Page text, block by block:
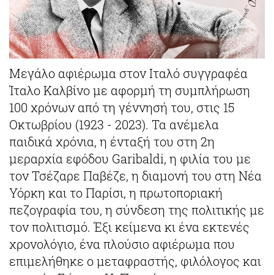
Μεγάλο αφιέρωμα στον Ιταλό συγγραφέα
Ίταλο Καλβίνο με αφορμή τη συμπλήρωση
100 χρόνων από τη γέννησή του, στις 15
Οκτωβρίου (1923 - 2023). Τα ανέμελα
παιδικά χρόνια, η ένταξή του στη 2η
μεραρχία εφόδου Garibaldi, η φιλία του με
τον Τσέζαρε Παβέζε, η διαμονή του στη Νέα
Υόρκη και το Παρίσι, η πρωτοποριακή
πεζογραφία του, η σύνδεση της πολιτικής με
τον πολιτισμό. Έξι κείμενα κι ένα εκτενές
χρονολόγιο, ένα πλούσιο αφιέρωμα που
επιμελήθηκε ο μεταφραστής, φιλόλογος και